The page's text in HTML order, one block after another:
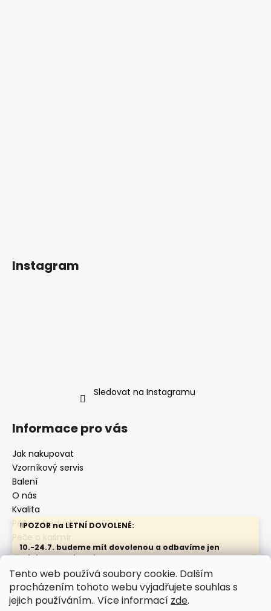
Tento web používá soubory cookie. Dalším
procházením tohoto webu vyjadřujete souhlas s
jejich používáním.. Více informací zde.
‼️POZOR na LETNÍ DOVOLENÉ:
10.-24.7. budeme mít dovolenou a odbavíme jen
minimum objednávek
Nenechávejte objednávky na poslední chvíli.
Doporučení:
U SATÉNŮ 19m/m barev 51, 54 a 70 zvažte nákup
Instagram
Sledovat na Instagramu
Informace pro vás
Jak nakupovat
Vzorníkový servis
Balení
O nás
Kvalita
Péče o hedvábí
Péče o kašmír
Kontakty Obchodní podmínky
Ochrana osobních údajů Údržba hedbvábí